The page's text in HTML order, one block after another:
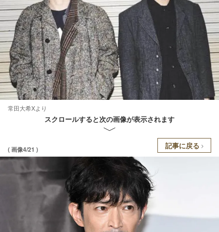
常田大希Xより
スクロールすると次の画像が表示されます
( 画像4/21 ) 記事に戻る